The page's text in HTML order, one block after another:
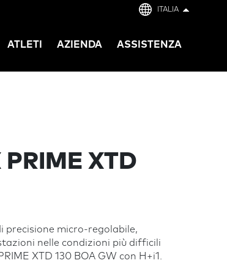
ITALIA
ATLETI AZIENDA ASSISTENZA
XTD
precisione micro-regolabile,
nelle condizioni più difficili
XTD 130 BOA GW con H+i1.